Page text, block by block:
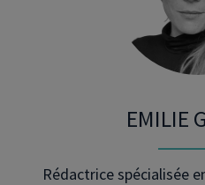
EMILIE
Rédactrice spécialisée